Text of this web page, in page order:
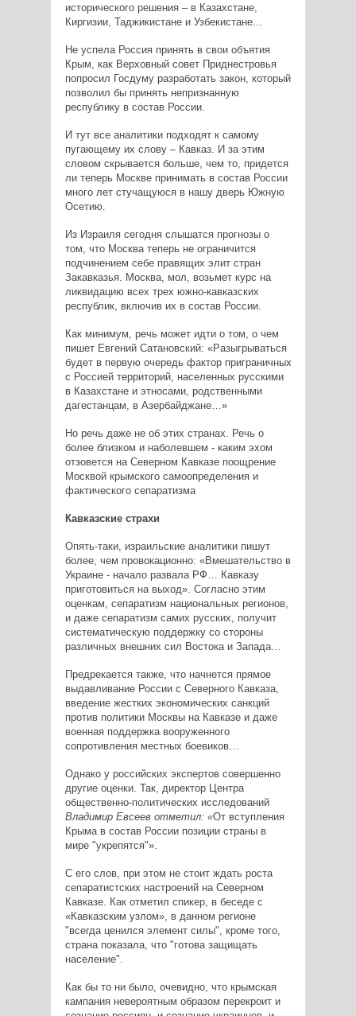
исторического решения – в Казахстане,
Киргизии, Таджикистане и Узбекистане...
Не успела Россия принять в свои объятия
Крым, как Верховный совет Приднестровья
попросил Госдуму разработать закон, который
позволил бы принять непризнанную
республику в состав России.
И тут все аналитики подходят к самому
пугающему их слову – Кавказ. И за этим
словом скрывается больше, чем то, придется
ли теперь Москве принимать в состав России
много лет стучащуюся в нашу дверь Южную
Осетию.
Из Израиля сегодня слышатся прогнозы о
том, что Москва теперь не ограничится
подчинением себе правящих элит стран
Закавказья. Москва, мол, возьмет курс на
ликвидацию всех трех южно-кавказских
республик, включив их в состав России.
Как минимум, речь может идти о том, о чем
пишет Евгений Сатановский: «Разыгрываться
будет в первую очередь фактор приграничных
с Россией территорий, населенных русскими
в Казахстане и этносами, родственными
дагестанцам, в Азербайджане…»
Но речь даже не об этих странах. Речь о
более близком и наболевшем - каким эхом
отзовется на Северном Кавказе поощрение
Москвой крымского самоопределения и
фактического сепаратизма
Кавказские страхи
Опять-таки, израильские аналитики пишут
более, чем провокационно: «Вмешательство в
Украине - начало развала РФ… Кавказу
приготовиться на выход». Согласно этим
оценкам, сепаратизм национальных регионов,
и даже сепаратизм самих русских, получит
систематическую поддержку со стороны
различных внешних сил Востока и Запада…
Предрекается также, что начнется прямое
выдавливание России с Северного Кавказа,
введение жестких экономических санкций
против политики Москвы на Кавказе и даже
военная поддержка вооруженного
сопротивления местных боевиков…
Однако у российских экспертов совершенно
другие оценки. Так, директор Центра
общественно-политических исследований
Владимир Евсеев отметил: «От вступления
Крыма в состав России позиции страны в
мире "укрепятся"».
С его слов, при этом не стоит ждать роста
сепаратистских настроений на Северном
Кавказе. Как отметил спикер, в беседе с
«Кавказским узлом», в данном регионе
"всегда ценился элемент силы", кроме того,
страна показала, что "готова защищать
население".
Как бы то ни было, очевидно, что крымская
кампания невероятным образом перекроит и